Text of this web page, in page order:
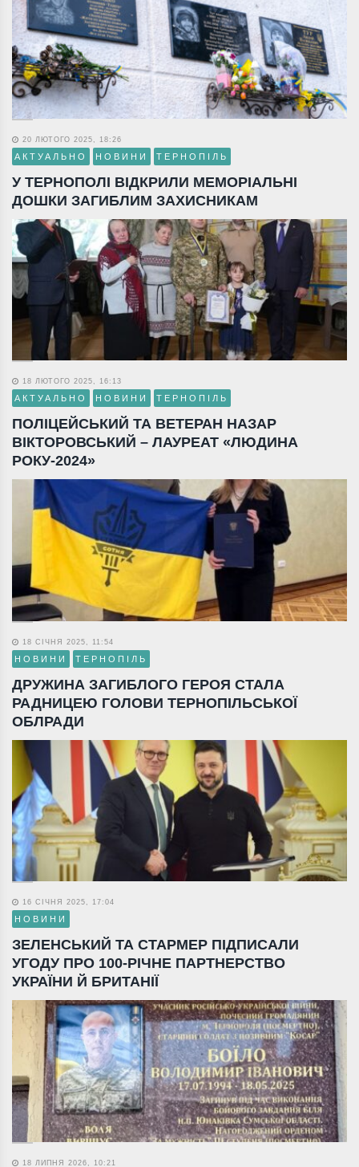
20 ЛЮТОГО 2025, 18:26
АКТУАЛЬНО НОВИНИ ТЕРНОПІЛЬ
У ТЕРНОПОЛІ ВІДКРИЛИ МЕМОРІАЛЬНІ
ДОШКИ ЗАГИБЛИМ ЗАХИСНИКАМ
18 ЛЮТОГО 2025, 16:13
АКТУАЛЬНО НОВИНИ ТЕРНОПІЛЬ
ПОЛІЦЕЙСЬКИЙ ТА ВЕТЕРАН НАЗАР
ВІКТОРОВСЬКИЙ – ЛАУРЕАТ «ЛЮДИНА
РОКУ-2024»
18 СІЧНЯ 2025, 11:54
НОВИНИ ТЕРНОПІЛЬ
ДРУЖИНА ЗАГИБЛОГО ГЕРОЯ СТАЛА
РАДНИЦЕЮ ГОЛОВИ ТЕРНОПІЛЬСЬКОЇ
ОБЛРАДИ
16 СІЧНЯ 2025, 17:04
НОВИНИ
ЗЕЛЕНСЬКИЙ ТА СТАРМЕР ПІДПИСАЛИ
УГОДУ ПРО 100-РІЧНЕ ПАРТНЕРСТВО
УКРАЇНИ Й БРИТАНІЇ
18 ЛИПНЯ 2026, 10:21